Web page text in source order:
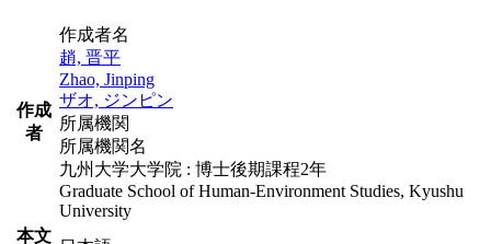
作成
者
作成者名
趙, 晋平
Zhao, Jinping
ザオ, ジンピン
所属機関
所属機関名
九州大学大学院 : 博士後期課程2年
Graduate School of Human-Environment Studies, Kyushu
University
本文